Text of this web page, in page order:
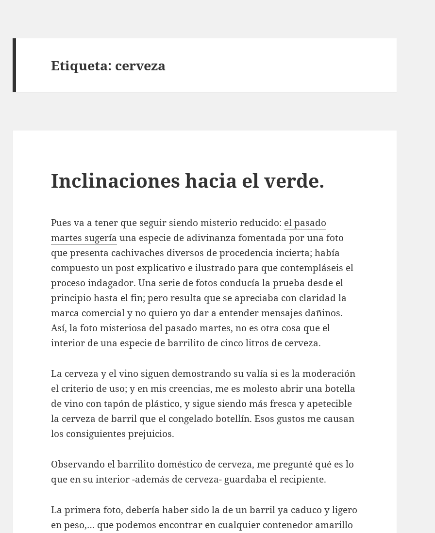
Etiqueta: cerveza
Inclinaciones hacia el verde.
Pues va a tener que seguir siendo misterio reducido: el pasado
martes sugería una especie de adivinanza fomentada por una foto
que presenta cachivaches diversos de procedencia incierta; había
compuesto un post explicativo e ilustrado para que contempláseis el
proceso indagador. Una serie de fotos conducía la prueba desde el
principio hasta el fin; pero resulta que se apreciaba con claridad la
marca comercial y no quiero yo dar a entender mensajes dañinos.
Así, la foto misteriosa del pasado martes, no es otra cosa que el
interior de una especie de barrilito de cinco litros de cerveza.
La cerveza y el vino siguen demostrando su valía si es la moderación
el criterio de uso; y en mis creencias, me es molesto abrir una botella
de vino con tapón de plástico, y sigue siendo más fresca y apetecible
la cerveza de barril que el congelado botellín. Esos gustos me causan
los consiguientes prejuicios.
Observando el barrilito doméstico de cerveza, me pregunté qué es lo
que en su interior -además de cerveza- guardaba el recipiente.
La primera foto, debería haber sido la de un barril ya caduco y ligero
en peso,… que podemos encontrar en cualquier contenedor amarillo